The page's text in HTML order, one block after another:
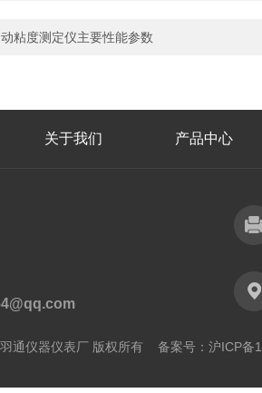
粘度测定仪主要性能参数
关于我们 产品中心
通仪器仪表厂 版权所有 备案号：沪ICP备